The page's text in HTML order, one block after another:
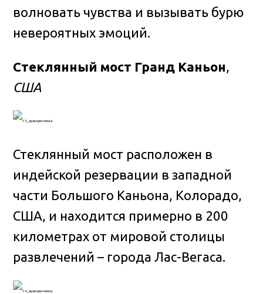
волновать чувства и вызывать бурю
невероятных эмоций.
Стеклянный мост Гранд Каньон,
США
Стеклянный мост расположен в
индейской резервации в западной
части Большого Каньона, Колорадо,
США, и находится примерно в 200
километрах от мировой столицы
развлечений – города Лас-Вегаса.